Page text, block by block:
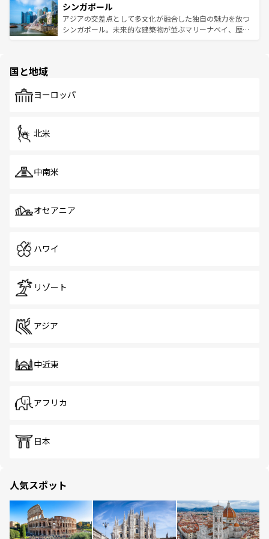
参照してほしい。
激する。気候は一年中温暖で、どの季節にも異なる楽しみ
が待っている。親しみやすいタイの人々、仏教を中心とし
た文化、そして多様な観光資源が、訪れる旅人を魅了し続
み、どこを訪れても感動するはず。観光スポットが密集し
ており、効率よく見どころを回れるのも魅力。息をのむよ
うな絶景から文化的な体験まで、香港を存分に楽しみ尽く
シンガポール
アジアの交差点として多文化が融合した独自の魅力を放つ
シンガポール。未来的な建築物が並ぶマリーナベイ、歴史
で、ホーカーズは地元の風情を楽しめる外せないスポット
国と地域
ヨーロッパ
北米
中南米
オセアニア
ハワイ
リゾート
アジア
中近東
アフリカ
日本
人気スポット